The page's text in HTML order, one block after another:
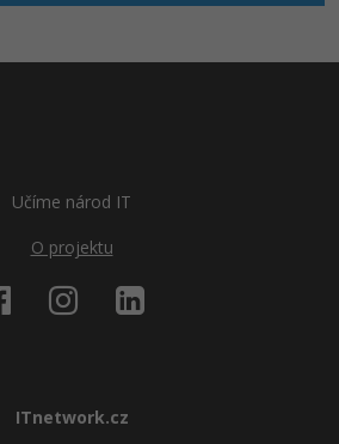
Učíme národ IT
O projektu
ITnetwork.cz